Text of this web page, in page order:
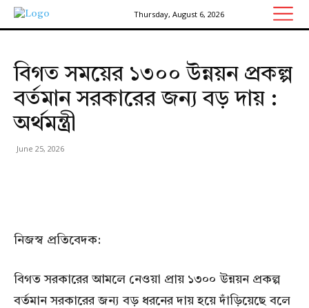
Thursday, August 6, 2026
বিগত সময়ের ১৩০০ উন্নয়ন প্রকল্প
বর্তমান সরকারের জন্য বড় দায় :
অর্থমন্ত্রী
June 25, 2026
নিজস্ব প্রতিবেদক:
বিগত সরকারের আমলে নেওয়া প্রায় ১৩০০ উন্নয়ন প্রকল্প
বর্তমান সরকারের জন্য বড় ধরনের দায় হয়ে দাঁড়িয়েছে বলে